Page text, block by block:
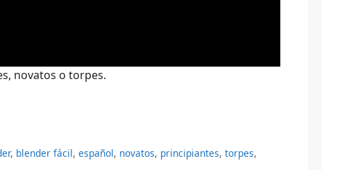
novatos o torpes.
, blender fácil, español, novatos, principiantes, torpes,